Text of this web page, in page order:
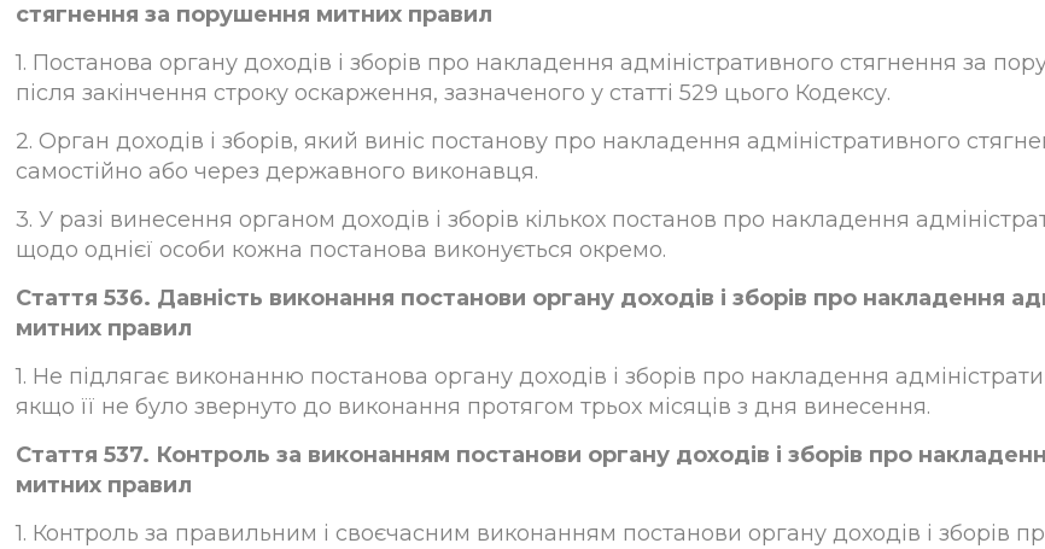
стягнення за порушення митних правил
1. Постанова органу доходів і зборів про накладення адміністративного стягнення за
після закінчення строку оскарження, зазначеного у статті 529 цього Кодексу.
2. Орган доходів і зборів, який виніс постанову про накладення адміністративного
самостійно або через державного виконавця.
3. У разі винесення органом доходів і зборів кількох постанов про накладення
щодо однієї особи кожна постанова виконується окремо.
Стаття 536. Давність виконання постанови органу доходів і зборів про накладення
митних правил
1. Не підлягає виконанню постанова органу доходів і зборів про накладення
якщо її не було звернуто до виконання протягом трьох місяців з дня винесення.
Стаття 537. Контроль за виконанням постанови органу доходів і зборів про
митних правил
1. Контроль за правильним і своєчасним виконанням постанови органу доходів і зборів